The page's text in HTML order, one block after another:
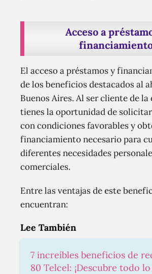
Acceso a
El acceso a préstamos y
de los beneficios destacados al
Buenos Aires. Al ser cliente de la
tienes la oportunidad de
con condiciones favorables y
financiamiento necesario para
diferentes necesidades
comerciales.
Entre las ventajas de este
encuentran:
Lee También
7 increíbles beneficios de
80 Telcel: ¡Descubre todo